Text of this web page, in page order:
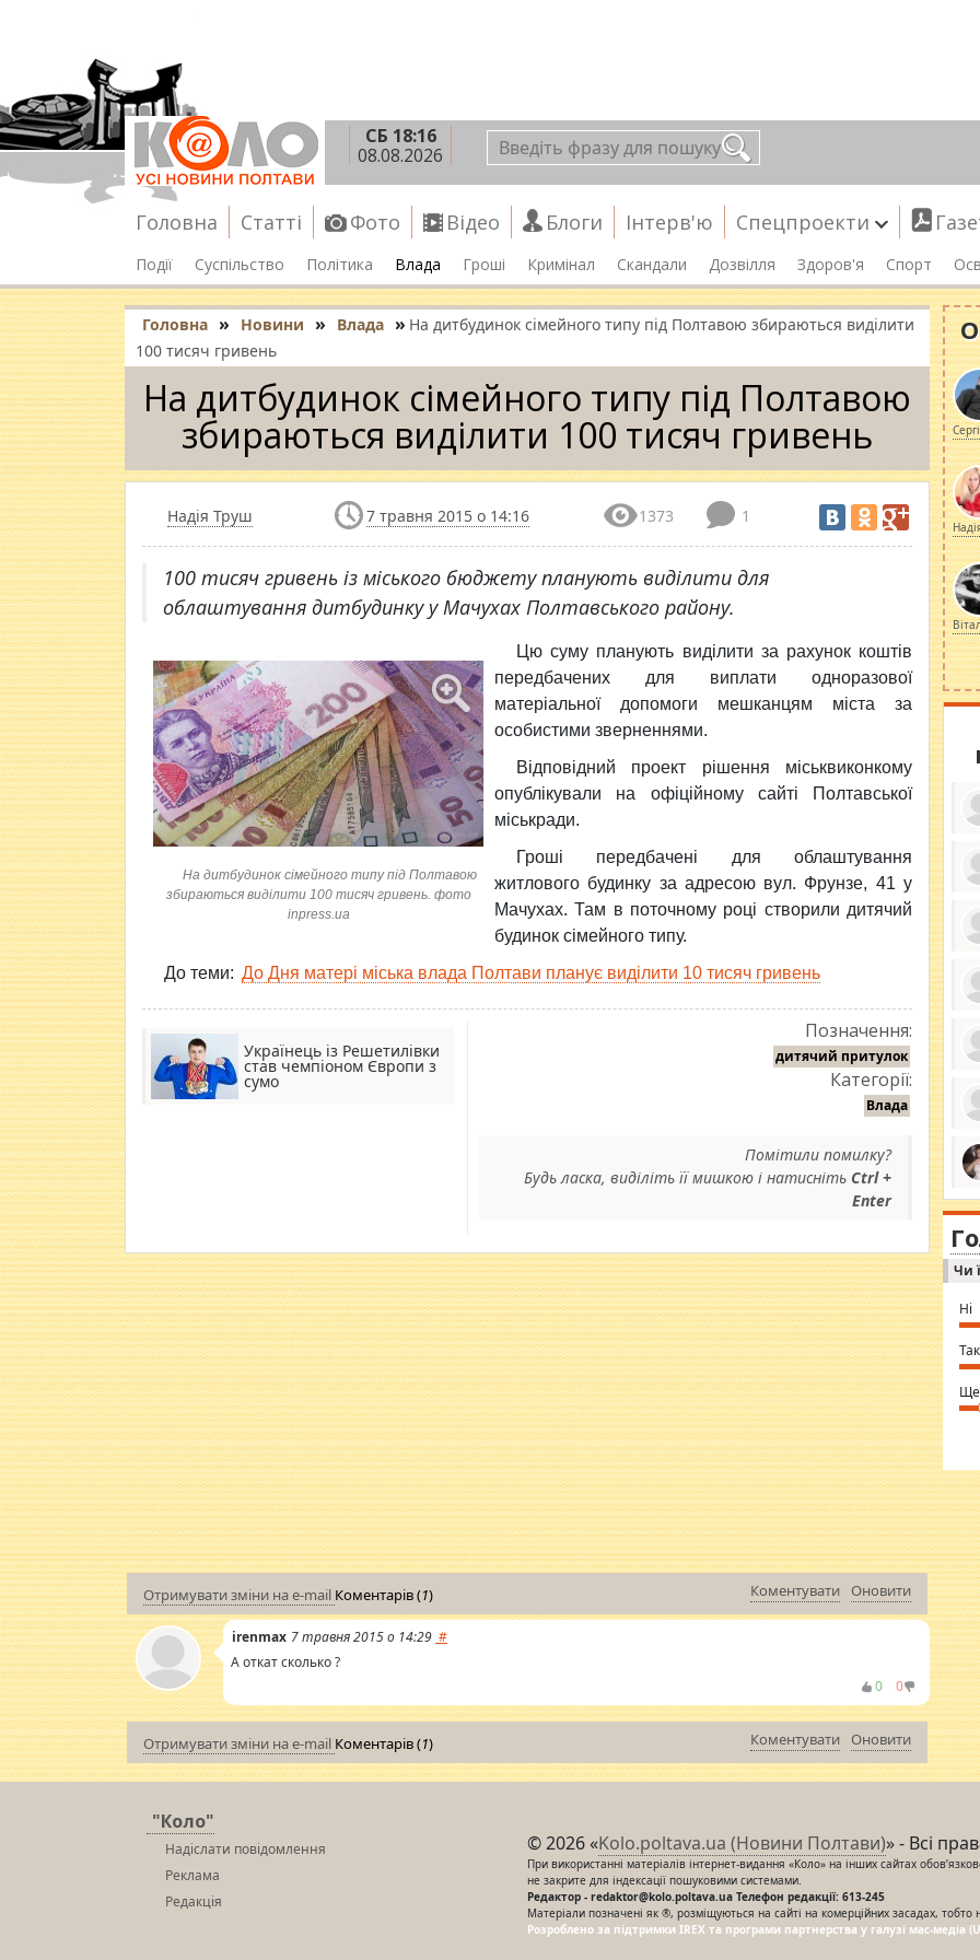
СБ 18:16
08.08.2026
Головна Статті Фото Відео Блоги Інтерв'ю Спецпроекти
Події Суспільство Політика Влада Гроші Кримінал Скандали Дозвілля Здоров'я Спорт
Головна » Новини » Влада » На дитбудинок сімейного типу під Полтавою збираються виділити
100 тисяч гривень
На дитбудинок сімейного типу під Полтавою
збираються виділити 100 тисяч гривень
Надія Труш 7 травня 2015 о 14:16 1373 1
100 тисяч гривень із міського бюджету планують виділити для
облаштування дитбудинку у Мачухах Полтавського району.
На дитбудинок сімейного типу під Полтавою
збираються виділити 100 тисяч гривень. фото
inpress.ua
Цю суму планують виділити за рахунок коштів
передбачених для виплати одноразової
матеріальної допомоги мешканцям міста за
особистими зверненнями.
Відповідний проект рішення міськвиконкому
опублікували на офіційному сайті Полтавської
міськради.
Гроші передбачені для облаштування
житлового будинку за адресою вул. Фрунзе, 41 у
Мачухах. Там в поточному році створили дитячий
будинок сімейного типу.
До теми: До Дня матері міська влада Полтави планує виділити 10 тисяч гривень
Українець із Решетилівки
став чемпіоном Європи з
сумо
Позначення:
дитячий притулок
Категорії:
Влада
Помітили помилку?
Будь ласка, виділіть її мишкою і натисніть Ctrl +
Enter
Отримувати зміни на e-mail Коментарів (1) Оновити
Коментувати
irenmax 7 травня 2015 о 14:29 #
А откат сколько ?
0
0
Отримувати зміни на e-mail Коментарів (1) Оновити
Коментувати
за
ми
in
⇒
Чи
Ні
Так
Ще
"Коло"
Надіслати повідомлення
Реклама
Редакція
© 2026 «Kolo.poltava.ua (Новини Полтави)» - Всі
При використанні матеріалів інтернет-видання «Коло» на інших сайтах
не закрите для індексації пошуковими системами.
Редактор - redaktor@kolo.poltava.ua Телефон редакції: 613-245
Матеріали позначені як ®, розміщуються на сайті на комерційних засадах, тобто
Розроблено за підтримки IREX та програми партнерства у галузі мас-медіа